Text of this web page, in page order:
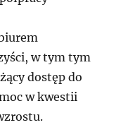
w tym tym
dostęp do
w kwestii